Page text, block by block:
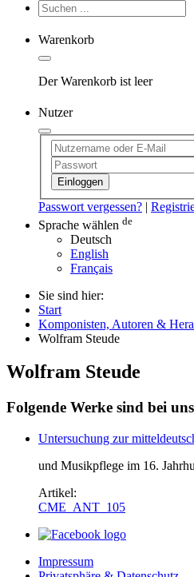
Warenkorb
Der Warenkorb ist leer
Nutzer
Einloggen
Passwort vergessen? |
Sprache wählen de
Deutsch
English
Français
Sie sind hier:
Start
Komponisten, Autoren &
Wolfram Steude
Wolfram Steude
Folgende Werke sind bei
Untersuchung zur
und Musikpflege im 16.
Artikel:
CME_ANT_105
Impressum